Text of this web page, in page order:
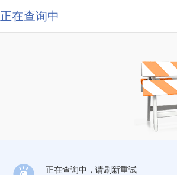
正在查询中
正在查询中，请刷新重试